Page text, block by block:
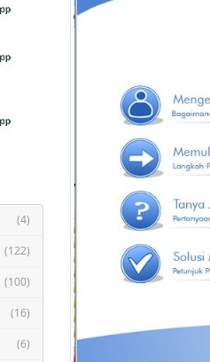
(4)
(122)
(100)
(16)
(6)